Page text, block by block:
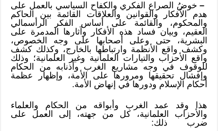
– خوضُ الصراع الفكري والكفاح السياسي بالعمل على
هدم الأفكار والقوانين والعلاقات القائمة بين الحاكم
والمحكوم، والقائمة على أساس الفكر الرأسمالي
العقيم، وبيان فساد هذه الأفكار وآثارها المدمرة على
البشرية، حتى وعلى أصحابها على وجه الخصوص،
وكشف واقع الأنظمة وارتباطها بالخارج، وكذلك كشف
واقع الأحزاب والتيارات العلمانية وغير العلمانية؛ وذلك
للوقوف في وجه مشاريع الغرب وأذنابه من الحكام
وإفشال تحقيقها ومرورها على الأمة، وإظهار عظمة
أحكام الإسلام ودورها في إنهاض الأمة.
هذا وقد عمد الغرب وأبواقه من الحكام والعلماء
والأحزاب العلمانية، كل من جهته، إلى العمل على
ضرب ذلك: